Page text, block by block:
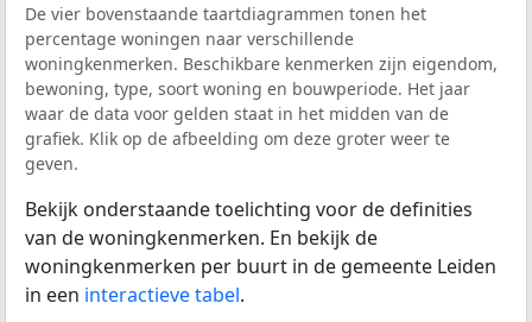
De vier bovenstaande taartdiagrammen tonen het
percentage woningen naar verschillende
woningkenmerken. Beschikbare kenmerken zijn eigendom,
bewoning, type, soort woning en bouwperiode. Het jaar
waar de data voor gelden staat in het midden van de
grafiek. Klik op de afbeelding om deze groter weer te
geven.
Bekijk onderstaande toelichting voor de definities
van de woningkenmerken. En bekijk de
woningkenmerken per buurt in de gemeente Leiden
in een interactieve tabel.